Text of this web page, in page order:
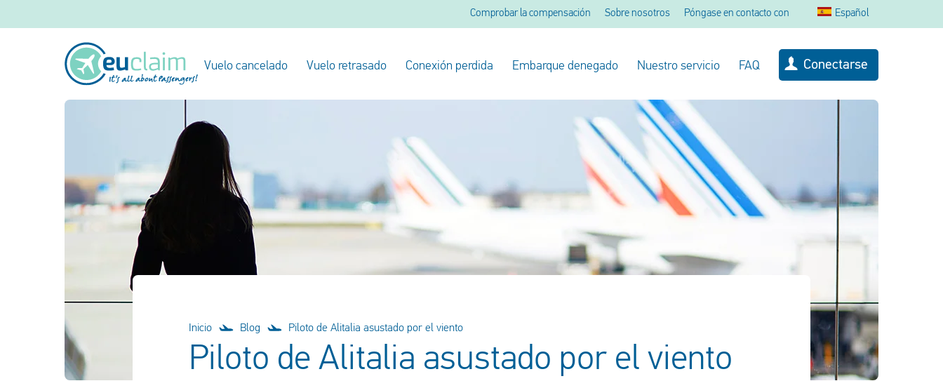
Comprobar la compensación Sobre nosotros Póngase en contacto con Español
Vuelo cancelado Vuelo retrasado Conexión perdida Embarque denegado Nuestro servicio FAQ Conectarse
Inicio Blog Piloto de Alitalia asustado por el viento
Piloto de Alitalia asustado por el viento